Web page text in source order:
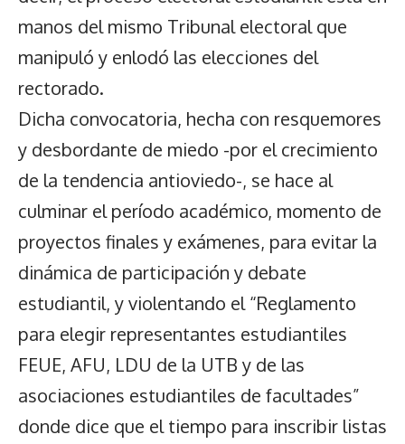
manos del mismo Tribunal electoral que
manipuló y enlodó las elecciones del
rectorado.
Dicha convocatoria, hecha con resquemores
y desbordante de miedo -por el crecimiento
de la tendencia antioviedo-, se hace al
culminar el período académico, momento de
proyectos finales y exámenes, para evitar la
dinámica de participación y debate
estudiantil, y violentando el “Reglamento
para elegir representantes estudiantiles
FEUE, AFU, LDU de la UTB y de las
asociaciones estudiantiles de facultades”
donde dice que el tiempo para inscribir listas